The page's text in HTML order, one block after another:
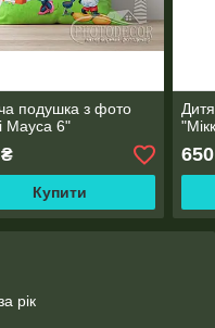
подушка з фото
Мауса 6"
Купити
650
рік